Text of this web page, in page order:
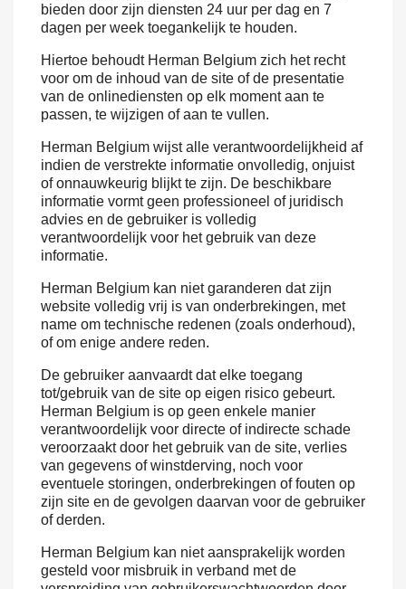
bieden door zijn diensten 24 uur per dag en 7
dagen per week toegankelijk te houden.
Hiertoe behoudt Herman Belgium zich het recht
voor om de inhoud van de site of de presentatie
van de onlinediensten op elk moment aan te
passen, te wijzigen of aan te vullen.
Herman Belgium wijst alle verantwoordelijkheid af
indien de verstrekte informatie onvolledig, onjuist
of onnauwkeurig blijkt te zijn. De beschikbare
informatie vormt geen professioneel of juridisch
advies en de gebruiker is volledig
verantwoordelijk voor het gebruik van deze
informatie.
Herman Belgium kan niet garanderen dat zijn
website volledig vrij is van onderbrekingen, met
name om technische redenen (zoals onderhoud),
of om enige andere reden.
De gebruiker aanvaardt dat elke toegang
tot/gebruik van de site op eigen risico gebeurt.
Herman Belgium is op geen enkele manier
verantwoordelijk voor directe of indirecte schade
veroorzaakt door het gebruik van de site, verlies
van gegevens of winstderving, noch voor
eventuele storingen, onderbrekingen of fouten op
zijn site en de gevolgen daarvan voor de gebruiker
of derden.
Herman Belgium kan niet aansprakelijk worden
gesteld voor misbruik in verband met de